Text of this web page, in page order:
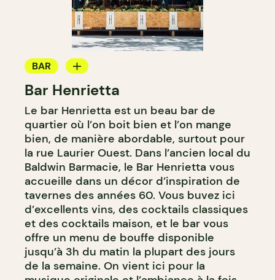
BAR
BAR À VIN
BAR À COCKTAIL
Bar Henrietta
Le bar Henrietta est un beau bar de
quartier où l’on boit bien et l’on mange
bien, de manière abordable, surtout pour
la rue Laurier Ouest. Dans l’ancien local du
Baldwin Barmacie, le Bar Henrietta vous
accueille dans un décor d’inspiration de
tavernes des années 60. Vous buvez ici
d’excellents vins, des cocktails classiques
et des cocktails maison, et le bar vous
offre un menu de bouffe disponible
jusqu’à 3h du matin la plupart des jours
de la semaine. On vient ici pour la